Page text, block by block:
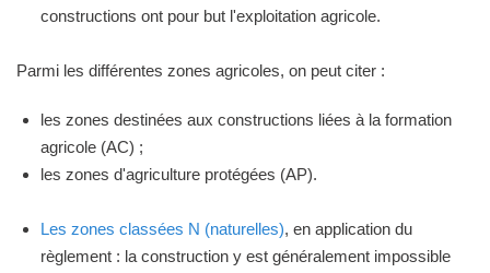
constructions ont pour but l'exploitation agricole.
Parmi les différentes zones agricoles, on peut citer :
les zones destinées aux constructions liées à la formation
agricole (AC) ;
les zones d'agriculture protégées (AP).
Les zones classées N (naturelles), en application du
règlement : la construction y est généralement impossible